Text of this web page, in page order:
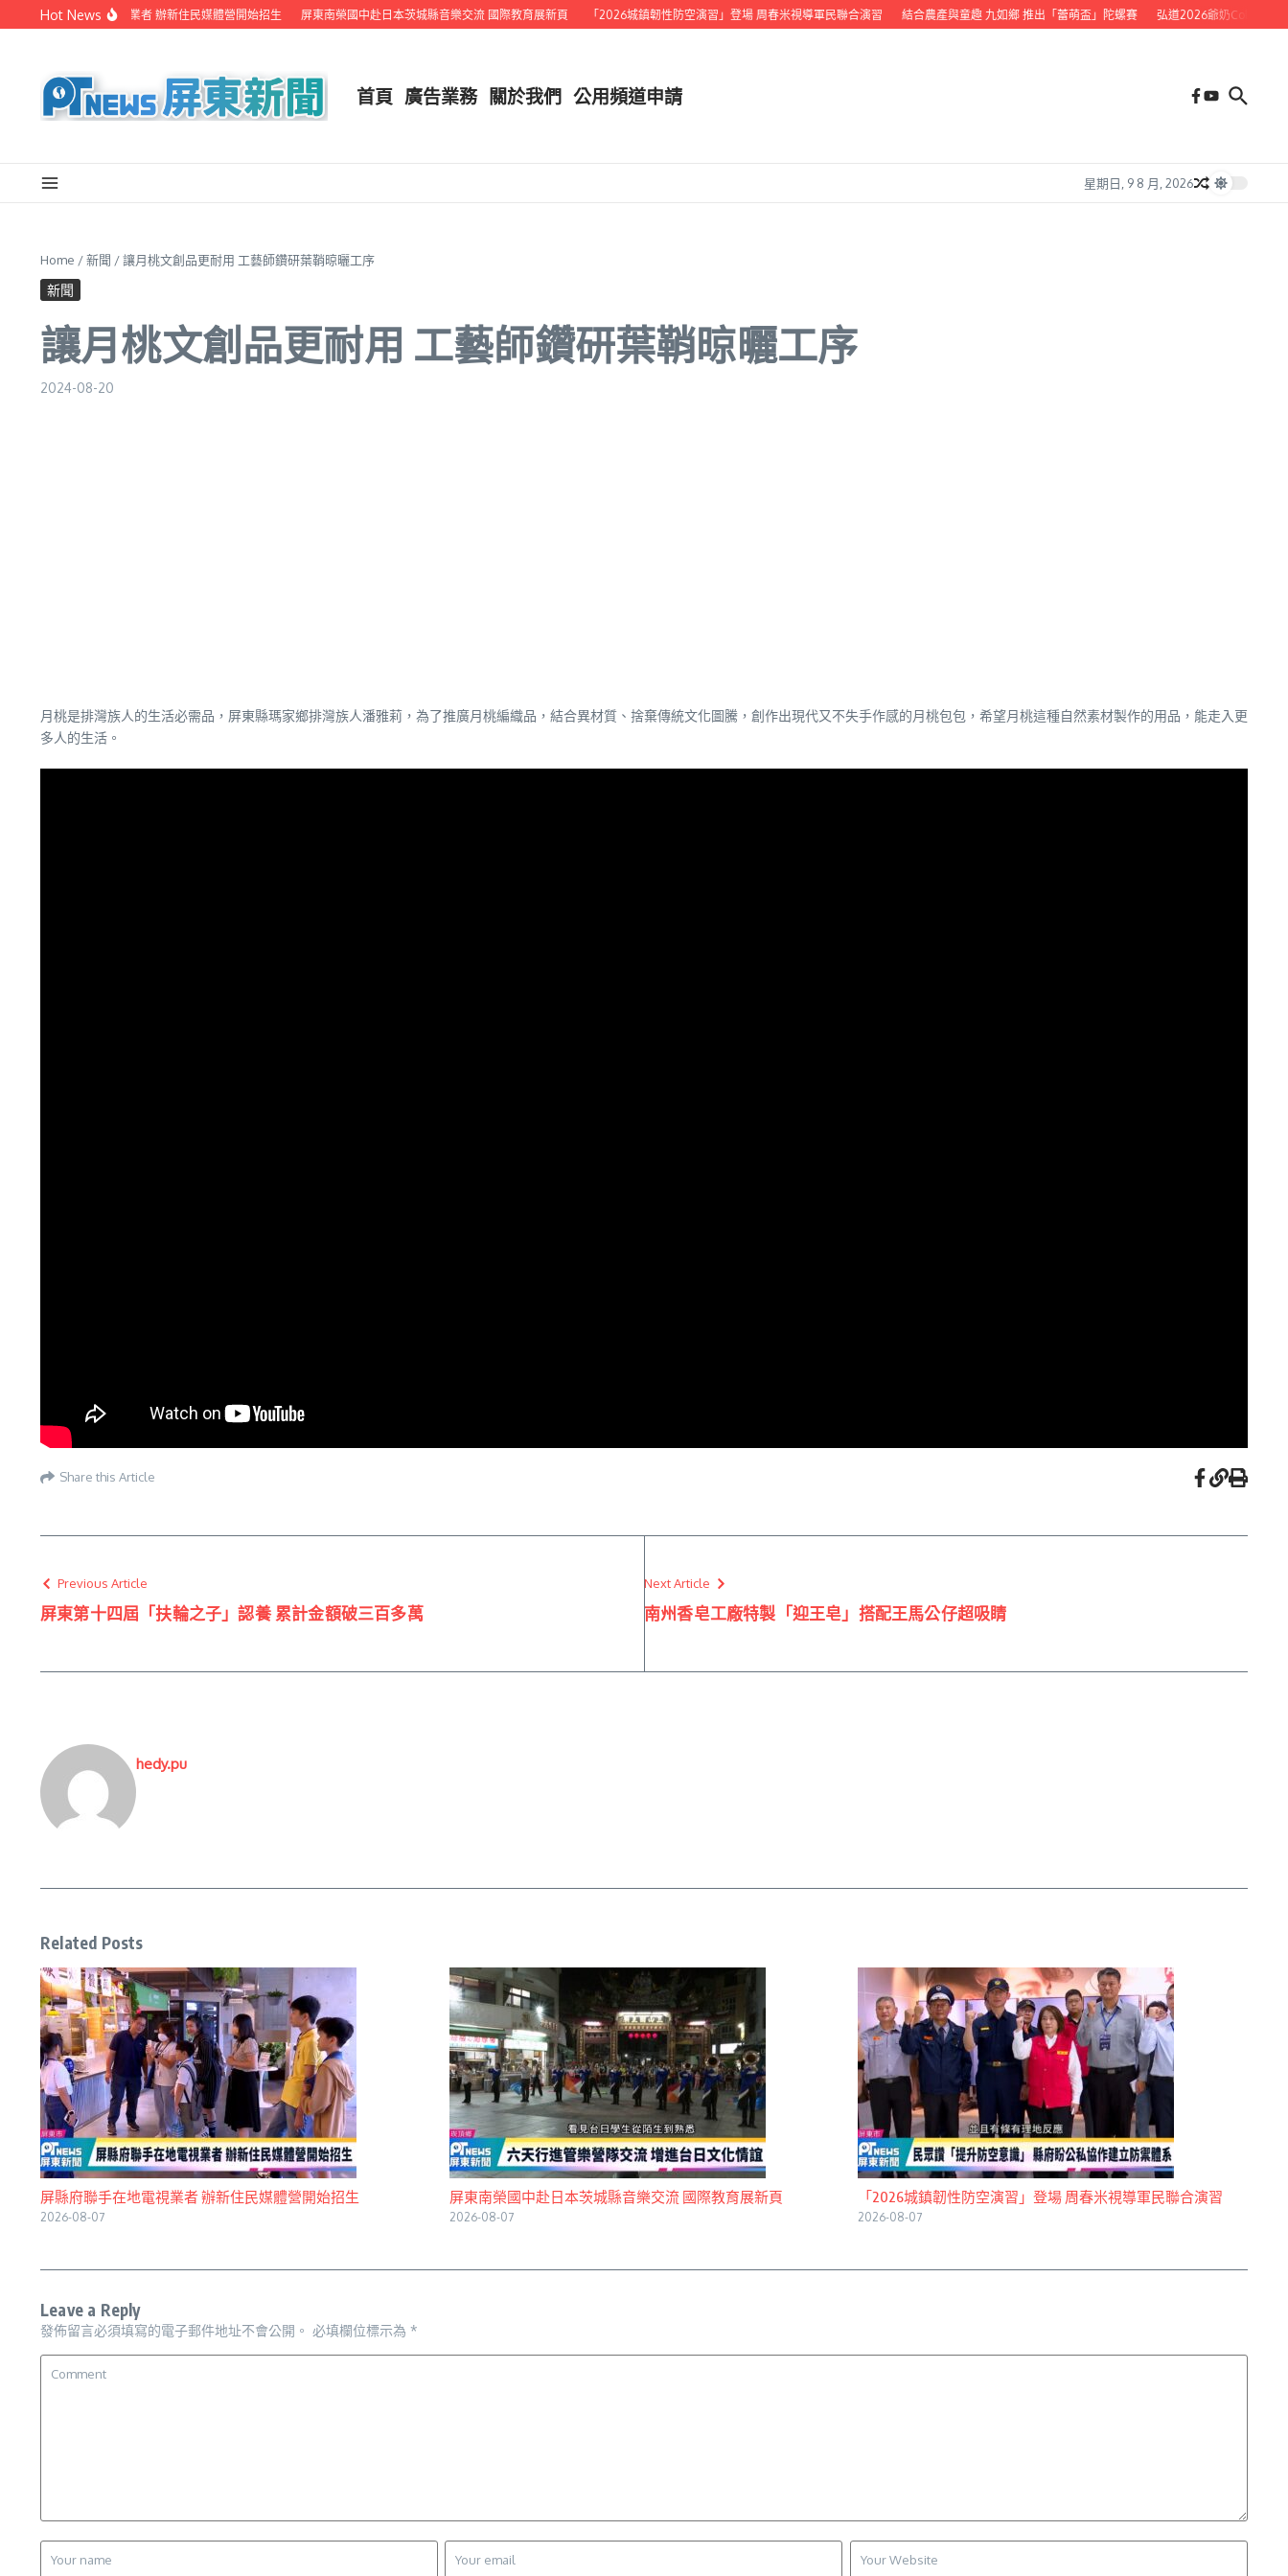
Skip to content
Hot News
屏縣府聯手在地電視業者 辦新住民媒體營開始招生 屏東南榮國中赴日本茨城縣音樂交流 國際教育展新頁 「2026城鎮韌性防空演習」登場 周春米視導軍民聯合演習 結合農產與童趣 九如鄉 推出「蕾萌盃」陀螺賽 弘道2026爺奶Color Walk健
首頁 廣告業務 關於我們 公用頻道申請
星期日, 9 8 月, 2026
Home /新聞 /讓月桃文創品更耐用 工藝師鑽研葉鞘晾曬工序
新聞
讓月桃文創品更耐用 工藝師鑽研葉鞘晾曬工序
2024-08-20
月桃是排灣族人的生活必需品，屏東縣瑪家鄉排灣族人潘雅莉，為了推廣月桃編織品，結合異材質、捨棄傳統文化圖騰，創作出現代又不失手作感的月桃包包，希望月桃這種自然素材製作的用品，能走入更
多人的生活。
Share this Article
Previous Article
屏東第十四屆「扶輪之子」認養 累計金額破三百多萬
Next Article
南州香皂工廠特製「迎王皂」搭配王馬公仔超吸睛
hedy.pu
Related Posts
屏縣府聯手在地電視業者 辦新住民媒體營開始招生
2026-08-07
屏東南榮國中赴日本茨城縣音樂交流 國際教育展新頁
2026-08-07
「2026城鎮韌性防空演習」登場 周春米視導軍民聯合演習
2026-08-07
Leave a Reply
發佈留言必須填寫的電子郵件地址不會公開。 必填欄位標示為 *